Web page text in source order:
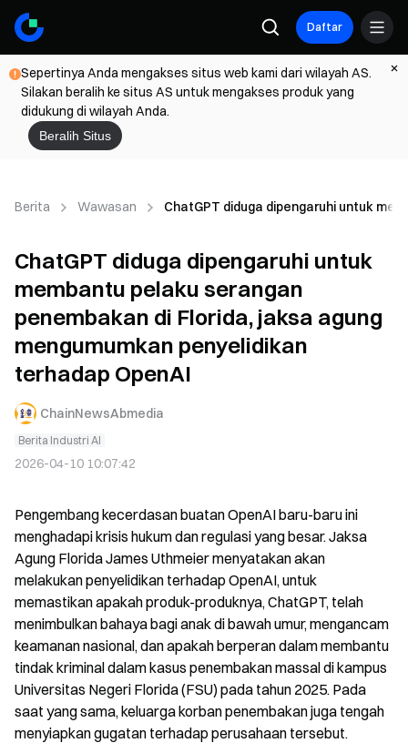
Daftar
Sepertinya Anda mengakses situs web kami dari wilayah AS.
Silakan beralih ke situs AS untuk mengakses produk yang
didukung di wilayah Anda.
Beralih Situs
Berita Wawasan ChatGPT diduga dipengaruhi untuk
ChatGPT diduga dipengaruhi untuk
membantu pelaku serangan
penembakan di Florida, jaksa agung
mengumumkan penyelidikan
terhadap OpenAI
ChainNewsAbmedia
Berita Industri AI
2026-04-10 10:07:42
Pengembang kecerdasan buatan OpenAI baru-baru ini
menghadapi krisis hukum dan regulasi yang besar. Jaksa
Agung Florida James Uthmeier menyatakan akan
melakukan penyelidikan terhadap OpenAI, untuk
memastikan apakah produk-produknya, ChatGPT, telah
menimbulkan bahaya bagi anak di bawah umur, mengancam
keamanan nasional, dan apakah berperan dalam membantu
tindak kriminal dalam kasus penembakan massal di kampus
Universitas Negeri Florida (FSU) pada tahun 2025. Pada
saat yang sama, keluarga korban penembakan juga tengah
menyiapkan gugatan terhadap perusahaan tersebut.